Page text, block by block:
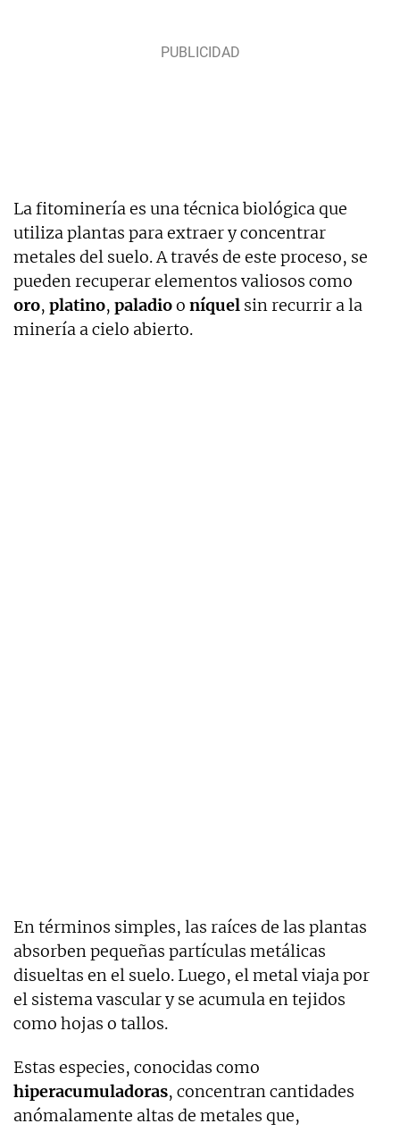
La fitominería es una técnica biológica que
utiliza plantas para extraer y concentrar
metales del suelo. A través de este proceso, se
pueden recuperar elementos valiosos como
oro, platino, paladioo níquel sin recurrir a la
minería a cielo abierto.
En términos simples, las raíces de las plantas
absorben pequeñas partículas metálicas
disueltas en el suelo. Luego, el metal viaja por
el sistema vascular y se acumula en tejidos
como hojas o tallos.
Estas especies, conocidas como
hiperacumuladoras, concentran cantidades
anómalamente altas de metales que,